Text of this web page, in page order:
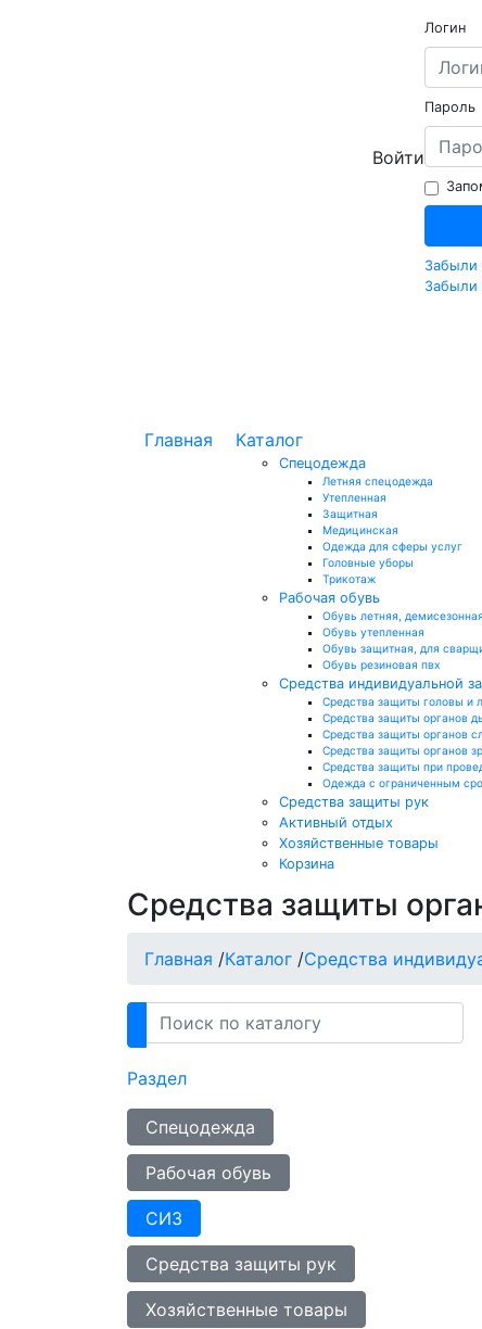
Войти
Логин
Пароль
Забыли
Забыли
Главная Каталог
Спецодежда
Летняя спецодежда
Утепленная
Защитная
Медицинская
Одежда для сферы услуг
Головные уборы
Трикотаж
Рабочая обувь
Обувь летняя, демисезонная
Обувь утепленная
Обувь защитная, для
Обувь резиновая пвх
Средства индивидуальной
Средства защиты головы и
Средства защиты органов
Средства защиты органов
Средства защиты органов
Средства защиты при
Одежда с ограниченным
Средства защиты рук
Активный отдых
Хозяйственные товары
Корзина
Средства защиты
Главная /Каталог /Средства
Раздел
Спецодежда
Рабочая обувь
СИЗ
Средства защиты рук
Хозяйственные товары